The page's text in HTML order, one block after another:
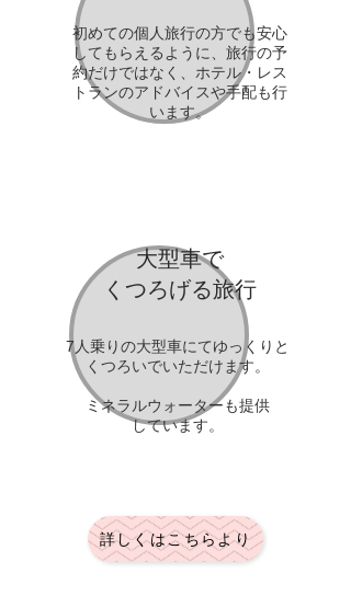
初めての個人旅行の方でも安心
してもらえるように、旅行の予
約だけではなく、ホテル・レス
トランのアドバイスや手配も行
います。
大型車で
くつろげる​旅行
​7人乗りの大型車にてゆっくりと
くつろいでいただけます。
ミネラルウォーターも提供
しています。
詳しくはこちらより